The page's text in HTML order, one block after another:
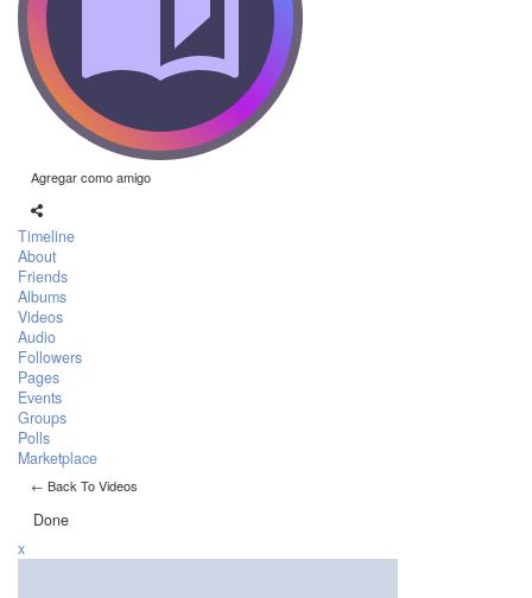
Agregar como amigo
Timeline
About
Friends
Albums
Videos
Audio
Followers
Pages
Events
Groups
Polls
Marketplace
← Back To Videos
Done
x